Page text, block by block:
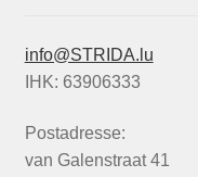
info@STRIDA.lu
IHK: 63906333
Postadresse:
van Galenstraat 41